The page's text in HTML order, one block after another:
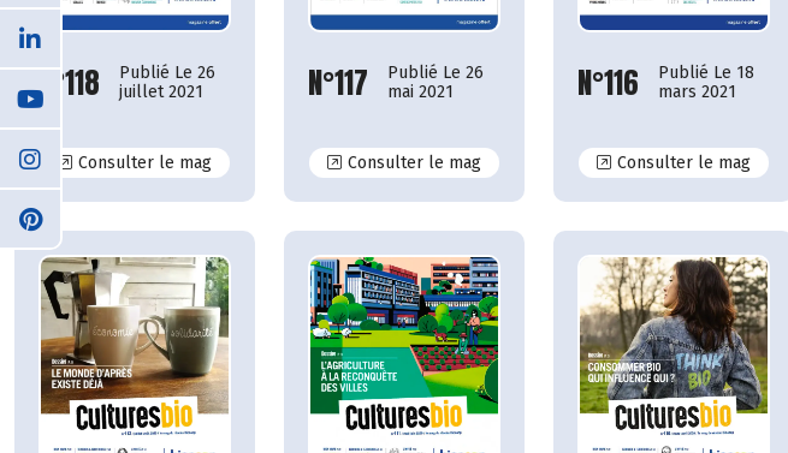
N°118
Publié Le 26
juillet 2021
Consulter le magN°118
N°117
Publié Le 26
mai 2021
Consulter le magN°117
N°116
Publié Le 18
mars 2021
Consulter le magN°116